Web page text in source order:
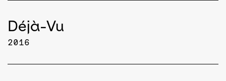
Déjà-Vu
2016